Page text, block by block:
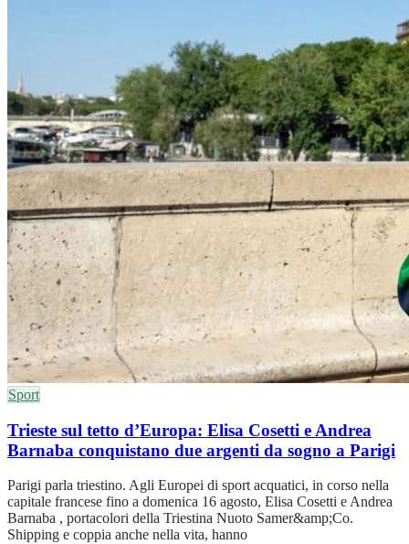
Sport
Trieste sul tetto d’Europa: Elisa Cosetti e Andrea
Barnaba conquistano due argenti da sogno a Parigi
Parigi parla triestino. Agli Europei di sport acquatici, in corso nella
capitale francese fino a domenica 16 agosto, Elisa Cosetti e Andrea
Barnaba , portacolori della Triestina Nuoto Samer&amp;Co.
Shipping e coppia anche nella vita, hanno